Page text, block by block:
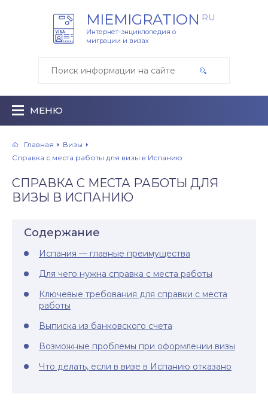
MIEMIGRATION RU
Интернет-энциклопедия о
миграции и визах
МЕНЮ
Главная
Визы
Справка с места работы для визы в Испанию
СПРАВКА С МЕСТА РАБОТЫ ДЛЯ
ВИЗЫ В ИСПАНИЮ
Содержание
Испания — главные преимущества
Для чего нужна справка с места работы
Ключевые требования для справки с места
работы
Выписка из банковского счета
Возможные проблемы при оформлении визы
Что делать, если в визе в Испанию отказано